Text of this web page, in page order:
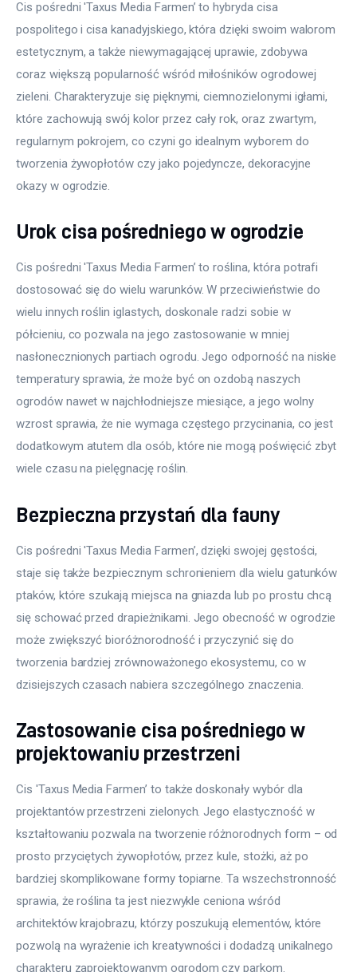
Cis pośredni 'Taxus Media Farmen’ to hybryda cisa
pospolitego i cisa kanadyjskiego, która dzięki swoim walorom
estetycznym, a także niewymagającej uprawie, zdobywa
coraz większą popularność wśród miłośników ogrodowej
zieleni. Charakteryzuje się pięknymi, ciemnozielonymi igłami,
które zachowują swój kolor przez cały rok, oraz zwartym,
regularnym pokrojem, co czyni go idealnym wyborem do
tworzenia żywopłotów czy jako pojedyncze, dekoracyjne
okazy w ogrodzie.
Urok cisa pośredniego w ogrodzie
Cis pośredni 'Taxus Media Farmen’ to roślina, która potrafi
dostosować się do wielu warunków. W przeciwieństwie do
wielu innych roślin iglastych, doskonale radzi sobie w
półcieniu, co pozwala na jego zastosowanie w mniej
nasłonecznionych partiach ogrodu. Jego odporność na niskie
temperatury sprawia, że może być on ozdobą naszych
ogrodów nawet w najchłodniejsze miesiące, a jego wolny
wzrost sprawia, że nie wymaga częstego przycinania, co jest
dodatkowym atutem dla osób, które nie mogą poświęcić zbyt
wiele czasu na pielęgnację roślin.
Bezpieczna przystań dla fauny
Cis pośredni 'Taxus Media Farmen’, dzięki swojej gęstości,
staje się także bezpiecznym schronieniem dla wielu gatunków
ptaków, które szukają miejsca na gniazda lub po prostu chcą
się schować przed drapieżnikami. Jego obecność w ogrodzie
może zwiększyć bioróżnorodność i przyczynić się do
tworzenia bardziej zrównoważonego ekosystemu, co w
dzisiejszych czasach nabiera szczególnego znaczenia.
Zastosowanie cisa pośredniego w
projektowaniu przestrzeni
Cis 'Taxus Media Farmen’ to także doskonały wybór dla
projektantów przestrzeni zielonych. Jego elastyczność w
kształtowaniu pozwala na tworzenie różnorodnych form – od
prosto przyciętych żywopłotów, przez kule, stożki, aż po
bardziej skomplikowane formy topiarne. Ta wszechstronność
sprawia, że roślina ta jest niezwykle ceniona wśród
architektów krajobrazu, którzy poszukują elementów, które
pozwolą na wyrażenie ich kreatywności i dodadzą unikalnego
charakteru zaprojektowanym ogrodom czy parkom.